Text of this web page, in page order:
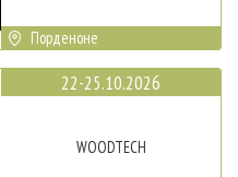
Порденоне
22-25.10.2026
WOODTECH